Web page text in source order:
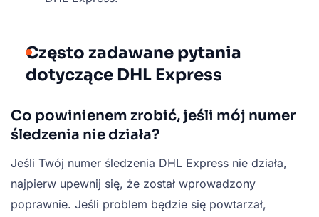
Często zadawane pytania
dotyczące DHL Express
Co powinienem zrobić, jeśli mój numer
śledzenia nie działa?
Jeśli Twój numer śledzenia DHL Express nie działa,
najpierw upewnij się, że został wprowadzony
poprawnie. Jeśli problem będzie się powtarzał,